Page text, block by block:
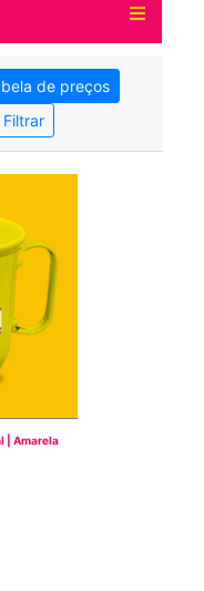
de preços
Filtrar
| Amarela